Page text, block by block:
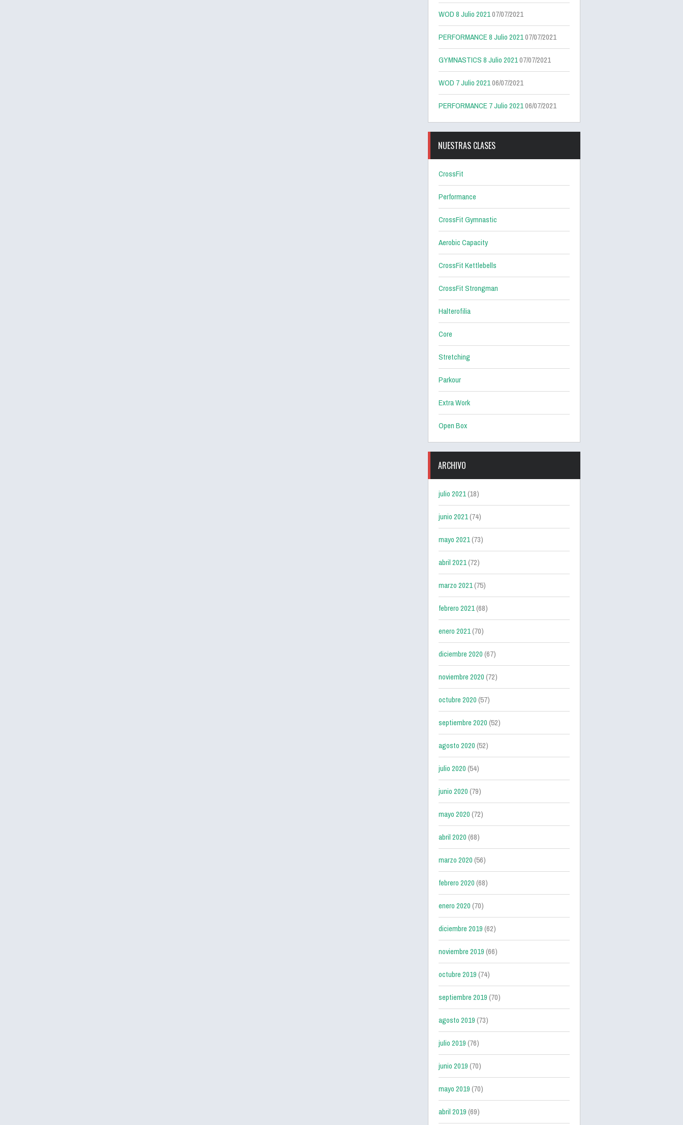
WOD 8 Julio 202107/07/2021
PERFORMANCE 8 Julio 202107/07/2021
GYMNASTICS 8 Julio 202107/07/2021
WOD 7 Julio 202106/07/2021
PERFORMANCE 7 Julio 202106/07/2021
NUESTRAS CLASES
CrossFit
Performance
CrossFit Gymnastic
Aerobic Capacity
CrossFit Kettlebells
CrossFit Strongman
Halterofilia
Core
Stretching
Parkour
Extra Work
Open Box
ARCHIVO
julio 2021(18)
junio 2021(74)
mayo 2021(73)
abril 2021(72)
marzo 2021(75)
febrero 2021(68)
enero 2021(70)
diciembre 2020(67)
noviembre 2020(72)
octubre 2020(57)
septiembre 2020(52)
agosto 2020(52)
julio 2020(54)
junio 2020(79)
mayo 2020(72)
abril 2020(68)
marzo 2020(56)
febrero 2020(68)
enero 2020(70)
diciembre 2019(62)
noviembre 2019(66)
octubre 2019(74)
septiembre 2019(70)
agosto 2019(73)
julio 2019(76)
junio 2019(70)
mayo 2019(70)
abril 2019(69)